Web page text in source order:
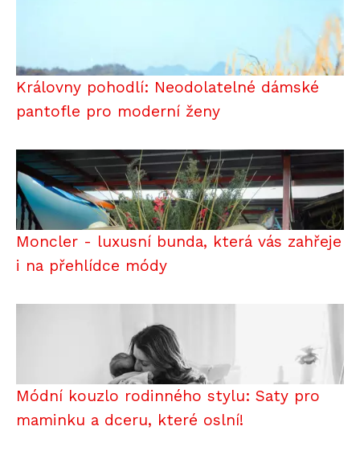
Královny pohodlí: Neodolatelné dámské
pantofle pro moderní ženy
Moncler - luxusní bunda, která vás zahřeje
i na přehlídce módy
Módní kouzlo rodinného stylu: Saty pro
maminku a dceru, které oslní!